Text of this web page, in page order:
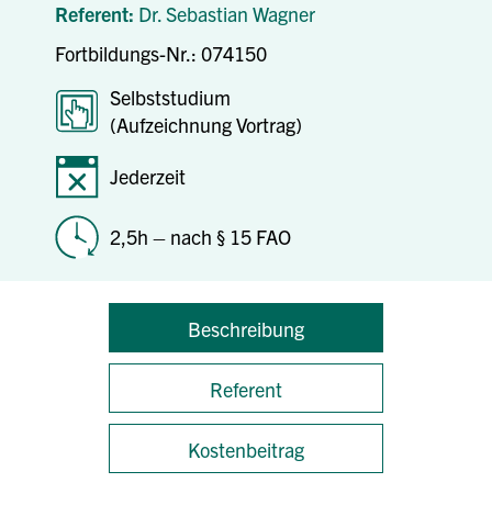
Referent: Dr. Sebastian Wagner
Fortbildungs-Nr.: 074150
Selbststudium
(Aufzeichnung Vortrag)
Jederzeit
2,5h – nach § 15 FAO
Beschreibung
Referent
Kostenbeitrag